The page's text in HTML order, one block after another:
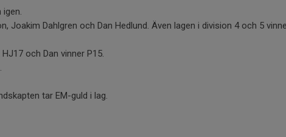
Joakim Dahlgren och Dan Hedlund. Även lagen i division 4 och 5
och Dan vinner P15.
tar EM-guld i lag.